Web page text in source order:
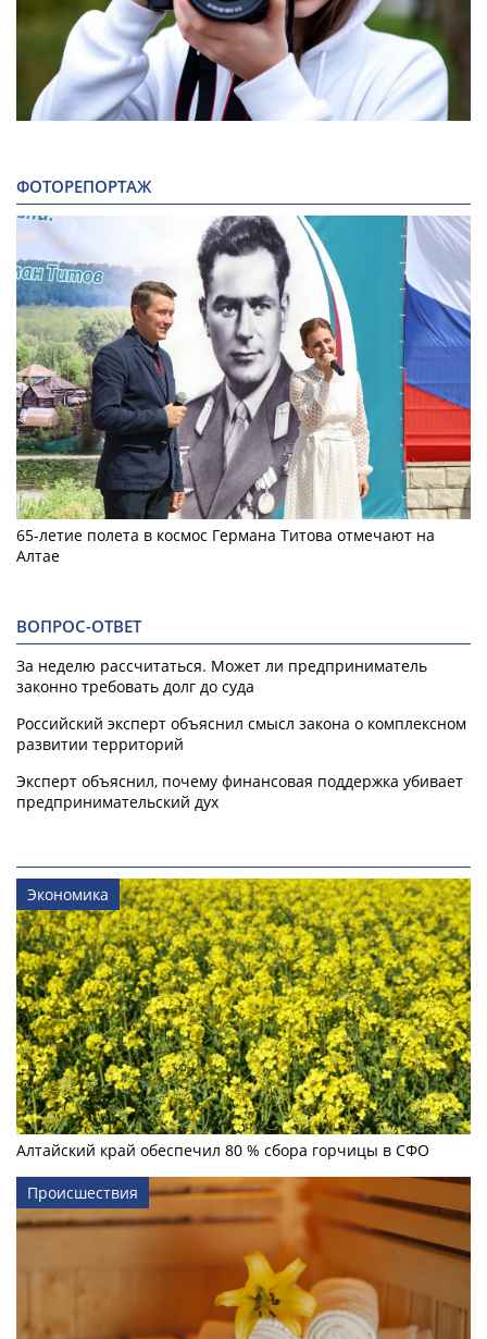
ФОТОРЕПОРТАЖ
65-летие полета в космос Германа Титова отмечают на
Алтае
ВОПРОС-ОТВЕТ
За неделю рассчитаться. Может ли предприниматель
законно требовать долг до суда
Российский эксперт объяснил смысл закона о комплексном
развитии территорий
Эксперт объяснил, почему финансовая поддержка убивает
предпринимательский дух
Экономика
Алтайский край обеспечил 80 % сбора горчицы в СФО
Происшествия